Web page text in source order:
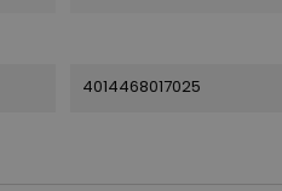
4014468017025